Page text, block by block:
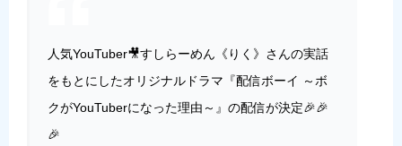
人気YouTuber🎥すしらーめん《りく》さんの実話
をもとにしたオリジナルドラマ『配信ボーイ ～ボ
クがYouTuberになった理由～』の配信が決定🎉🎉
🎉